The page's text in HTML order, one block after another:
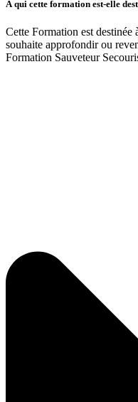
À qui cette formation est-elle
Cette Formation est
souhaite approfondir ou
Formation Sauveteur